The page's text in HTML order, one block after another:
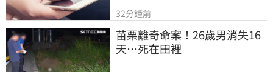
32分鐘前
苗栗離奇命案！26歲男消失16
天…死在田裡